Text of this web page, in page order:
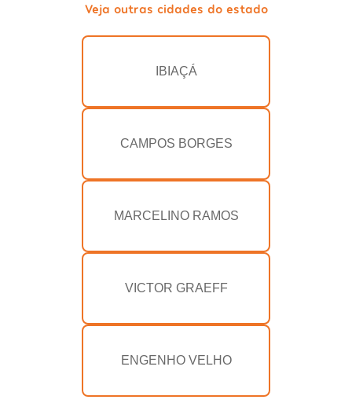
Veja outras cidades do estado
IBIAÇÁ
CAMPOS BORGES
MARCELINO RAMOS
VICTOR GRAEFF
ENGENHO VELHO